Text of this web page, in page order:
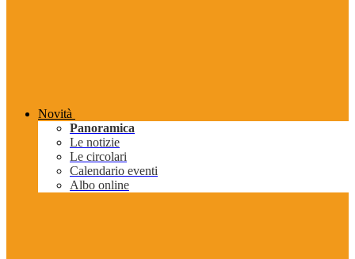
Novità
Panoramica
Le notizie
Le circolari
Calendario eventi
Albo online